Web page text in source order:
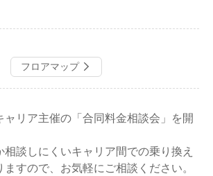
フロアマップ
ャリア主催の「合同料金相談会」を開
談しにくいキャリア間での乗り換え
すので、お気軽にご相談ください。